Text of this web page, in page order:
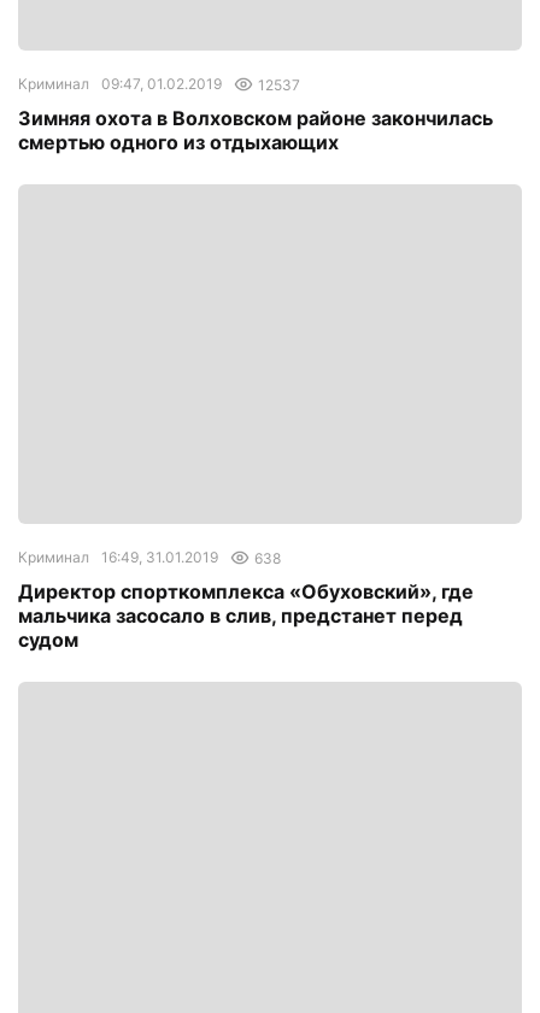
Криминал 09:47, 01.02.2019 12537
Зимняя охота в Волховском районе закончилась
смертью одного из отдыхающих
Криминал 16:49, 31.01.2019 638
Директор спорткомплекса «Обуховский», где
мальчика засосало в слив, предстанет перед
судом